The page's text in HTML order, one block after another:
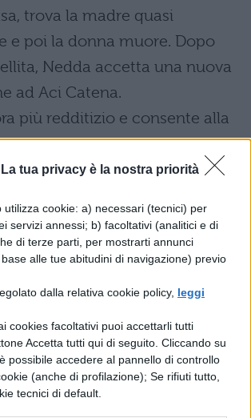
La tua privacy è la nostra priorità
utilizza cookie: a) necessari (tecnici) per
servizi annessi; b) facoltativi (analitici e di
di terze parti, per mostrarti annunci
alle tue abitudini di navigazione) previo
dalla relativa cookie policy, leggi
cookies facoltativi puoi accettarli tutti
Accetta tutti qui di seguito. Cliccando su
possibile accedere al pannello di controllo
(anche di profilazione); Se rifiuti tutto,
tecnici di default.
trova la madre quasi
e poi la donna muore. Dopo
Nedda accetta una nuova
ad Aci Catena.
più redditizio e consente alla
serenità; Janu dopo
le chiede di sposarlo. Fra i
che non porta alla felicità.
mostra presto i segni
gravidanza
come se non bastasse,
di malaria e tuttavia, per
non rinuncia a lavorare.
un ulivo e muore tra le